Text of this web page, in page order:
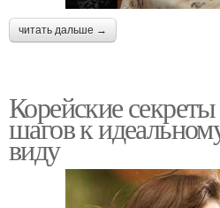
читать дальше →
Корейские
шагов к
виду